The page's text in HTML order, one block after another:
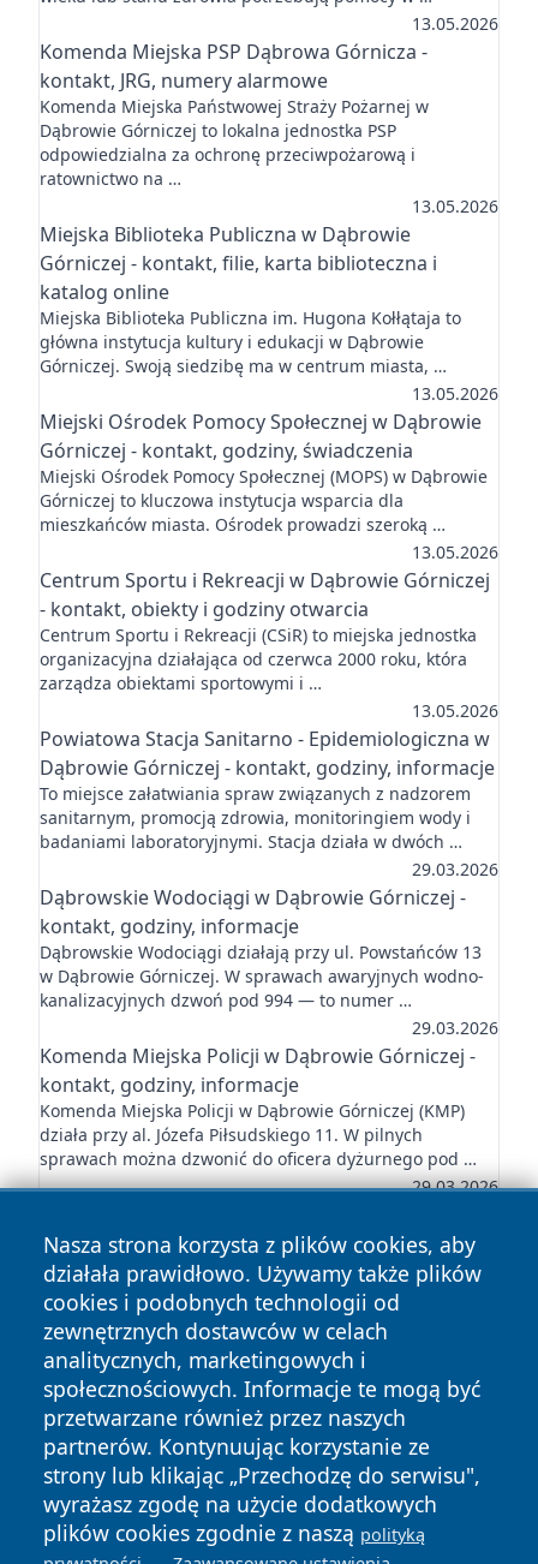
13.05.2026
Komenda Miejska PSP Dąbrowa Górnicza -
kontakt, JRG, numery alarmowe
Komenda Miejska Państwowej Straży Pożarnej w
Dąbrowie Górniczej to lokalna jednostka PSP
odpowiedzialna za ochronę przeciwpożarową i
ratownictwo na …
13.05.2026
Miejska Biblioteka Publiczna w Dąbrowie
Górniczej - kontakt, filie, karta biblioteczna i
katalog online
Miejska Biblioteka Publiczna im. Hugona Kołłątaja to
główna instytucja kultury i edukacji w Dąbrowie
Górniczej. Swoją siedzibę ma w centrum miasta, …
13.05.2026
Miejski Ośrodek Pomocy Społecznej w Dąbrowie
Górniczej - kontakt, godziny, świadczenia
Miejski Ośrodek Pomocy Społecznej (MOPS) w Dąbrowie
Górniczej to kluczowa instytucja wsparcia dla
mieszkańców miasta. Ośrodek prowadzi szeroką …
13.05.2026
Centrum Sportu i Rekreacji w Dąbrowie Górniczej
- kontakt, obiekty i godziny otwarcia
Centrum Sportu i Rekreacji (CSiR) to miejska jednostka
organizacyjna działająca od czerwca 2000 roku, która
zarządza obiektami sportowymi i …
13.05.2026
Powiatowa Stacja Sanitarno - Epidemiologiczna w
Dąbrowie Górniczej - kontakt, godziny, informacje
To miejsce załatwiania spraw związanych z nadzorem
sanitarnym, promocją zdrowia, monitoringiem wody i
badaniami laboratoryjnymi. Stacja działa w dwóch …
29.03.2026
Dąbrowskie Wodociągi w Dąbrowie Górniczej -
kontakt, godziny, informacje
Dąbrowskie Wodociągi działają przy ul. Powstańców 13
w Dąbrowie Górniczej. W sprawach awaryjnych wodno-
kanalizacyjnych dzwoń pod 994 — to numer …
29.03.2026
Komenda Miejska Policji w Dąbrowie Górniczej -
kontakt, godziny, informacje
Komenda Miejska Policji w Dąbrowie Górniczej (KMP)
działa przy al. Józefa Piłsudskiego 11. W pilnych
sprawach można dzwonić do oficera dyżurnego pod …
29.03.2026
Nasza strona korzysta z plików cookies, aby
działała prawidłowo. Używamy także plików
cookies i podobnych technologii od
zewnętrznych dostawców w celach
analitycznych, marketingowych i
społecznościowych. Informacje te mogą być
przetwarzane również przez naszych
partnerów. Kontynuując korzystanie ze
strony lub klikając „Przechodzę do serwisu",
wyrażasz zgodę na użycie dodatkowych
plików cookies zgodnie z naszą polityką
Copyright © 2026 dabrowski24.pl Wszystkie prawa
zastrzeżone.
News Autorzy
Polityka
Prywatności
Polityka
Cookies